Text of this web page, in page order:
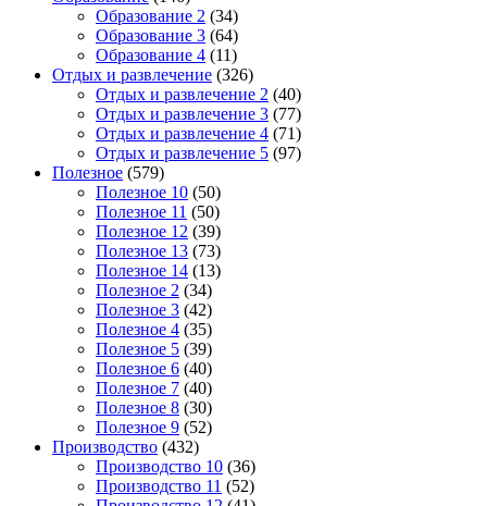
Образование 2 (34)
Образование 3 (64)
Образование 4 (11)
Отдых и развлечение (326)
Отдых и развлечение 2 (40)
Отдых и развлечение 3 (77)
Отдых и развлечение 4 (71)
Отдых и развлечение 5 (97)
Полезное (579)
Полезное 10 (50)
Полезное 11 (50)
Полезное 12 (39)
Полезное 13 (73)
Полезное 14 (13)
Полезное 2 (34)
Полезное 3 (42)
Полезное 4 (35)
Полезное 5 (39)
Полезное 6 (40)
Полезное 7 (40)
Полезное 8 (30)
Полезное 9 (52)
Производство (432)
Производство 10 (36)
Производство 11 (52)